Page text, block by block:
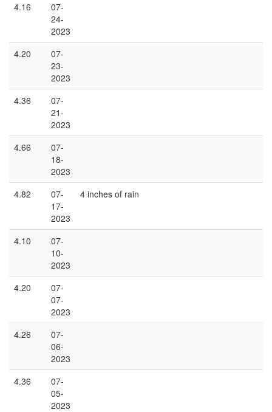
4.16
07-
24-
2023
4.20
07-
23-
2023
4.36
07-
21-
2023
4.66
07-
18-
2023
4.82
07-
17-
2023
4 inches of rain
4.10
07-
10-
2023
4.20
07-
07-
2023
4.26
07-
06-
2023
4.36
07-
05-
2023